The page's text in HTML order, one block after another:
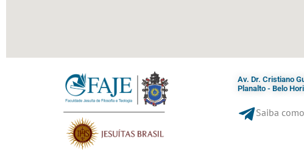
Av. Dr. Cristiano
Planalto - Belo
Saiba